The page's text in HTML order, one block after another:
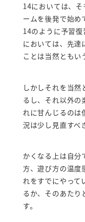
14においては、
ームを後発で始め
14のように予習
においては、先達
ことは当然ともい
しかしそれを当
るし、それ以外の
れに甘んじるのは
況は少し見直すべ
かくなる上は自分
方、遊び方の温度
れをすでにやって
るか、そのあたり
す。